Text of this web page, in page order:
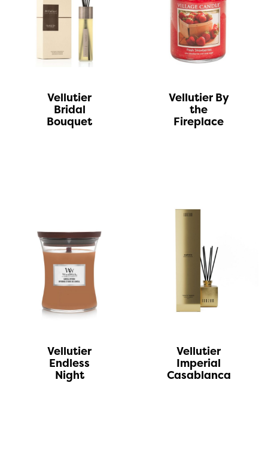
Vellutier
Bridal
Bouquet
Vellutier By
the
Fireplace
Vellutier
Endless
Night
Vellutier
Imperial
Casablanca